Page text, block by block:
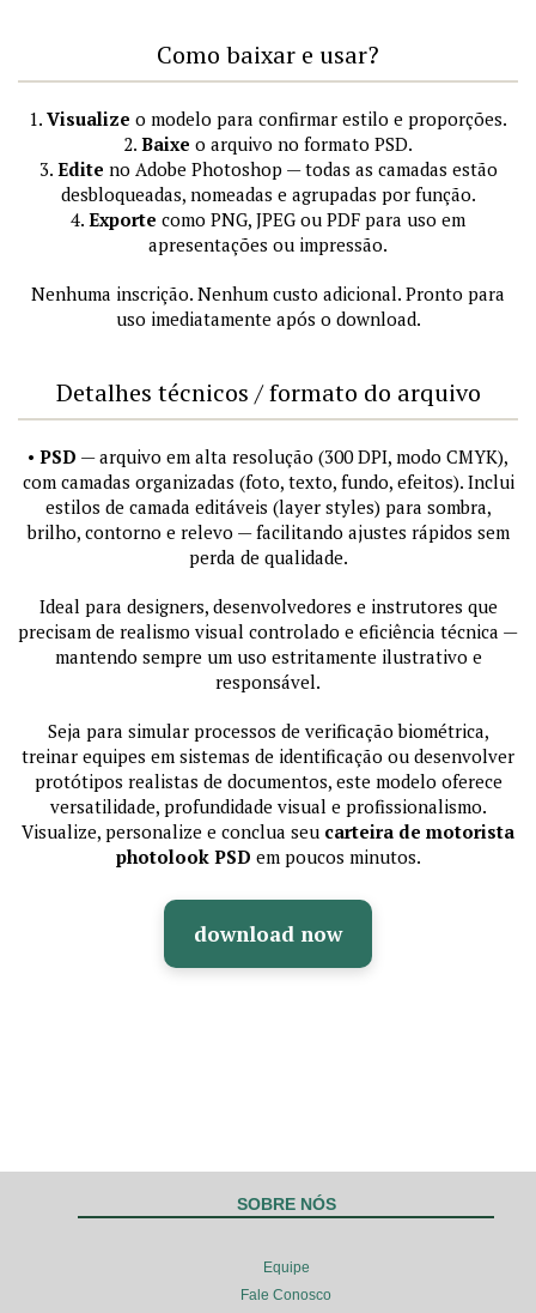
Como baixar e usar?
1. Visualize o modelo para confirmar estilo e proporções.
2. Baixe o arquivo no formato PSD.
3. Edite no Adobe Photoshop — todas as camadas estão
desbloqueadas, nomeadas e agrupadas por função.
4. Exporte como PNG, JPEG ou PDF para uso em
apresentações ou impressão.
Nenhuma inscrição. Nenhum custo adicional. Pronto para
uso imediatamente após o download.
Detalhes técnicos / formato do arquivo
• PSD — arquivo em alta resolução (300 DPI, modo CMYK),
com camadas organizadas (foto, texto, fundo, efeitos). Inclui
estilos de camada editáveis (layer styles) para sombra,
brilho, contorno e relevo — facilitando ajustes rápidos sem
perda de qualidade.
Ideal para designers, desenvolvedores e instrutores que
precisam de realismo visual controlado e eficiência técnica —
mantendo sempre um uso estritamente ilustrativo e
responsável.
Seja para simular processos de verificação biométrica,
treinar equipes em sistemas de identificação ou desenvolver
protótipos realistas de documentos, este modelo oferece
versatilidade, profundidade visual e profissionalismo.
Visualize, personalize e conclua seu carteira de motorista
photolook PSD em poucos minutos.
download now
SOBRE NÓS
Equipe
Fale Conosco